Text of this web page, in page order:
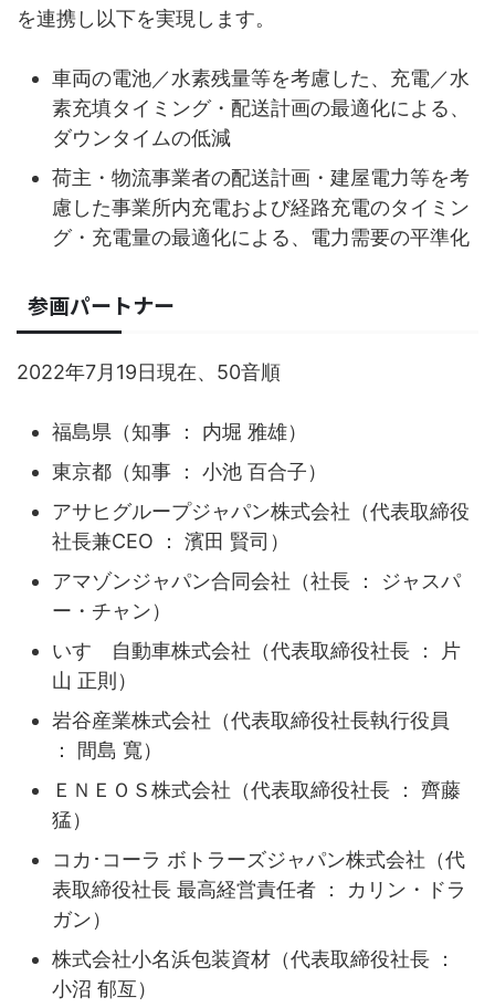
を連携し以下を実現します。
車両の電池／水素残量等を考慮した、充電／水
素充填タイミング・配送計画の最適化による、
ダウンタイムの低減
荷主・物流事業者の配送計画・建屋電力等を考
慮した事業所内充電および経路充電のタイミン
グ・充電量の最適化による、電力需要の平準化
参画パートナー
2022年7月19日現在、50音順
福島県（知事 ： 内堀 雅雄）
東京都（知事 ： 小池 百合子）
アサヒグループジャパン株式会社（代表取締役
社長兼CEO ： 濱田 賢司）
アマゾンジャパン合同会社（社長 ： ジャスパ
ー・チャン）
いすゞ自動車株式会社（代表取締役社長 ： 片
山 正則）
岩谷産業株式会社（代表取締役社長執行役員
： 間島 寬）
ＥＮＥＯＳ株式会社（代表取締役社長 ： 齊藤
猛）
コカ･コーラ ボトラーズジャパン株式会社（代
表取締役社長 最高経営責任者 ： カリン・ドラ
ガン）
株式会社小名浜包装資材（代表取締役社長 ：
小沼 郁亙）